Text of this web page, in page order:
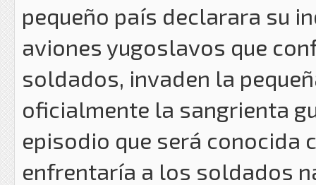
pequeño país declarara su
aviones yugoslavos que
soldados, invaden la
oficialmente la sangrienta
episodio que será conocida
enfrentaría a los soldados